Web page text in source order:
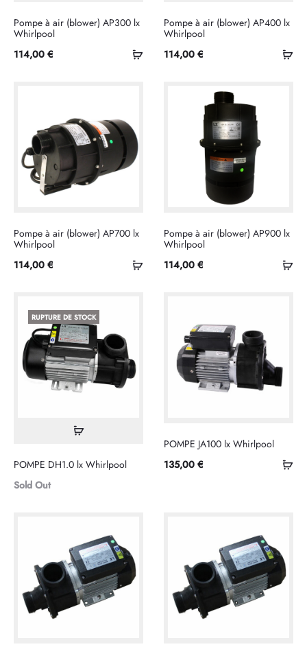
Ajouter
Pompe à air (blower) AP300 lx
Whirlpool
114,00 €
Pompe à air (blower) AP400 lx
Whirlpool
114,00 €
Ajouter
Pompe à air (blower) AP700 lx
Whirlpool
114,00 €
Pompe à air (blower) AP900 lx
Whirlpool
114,00 €
RUPTURE DE STOCK
Lire
suite
POMPE DH1.0 lx Whirlpool
Sold Out
POMPE JA100 lx Whirlpool
135,00 €